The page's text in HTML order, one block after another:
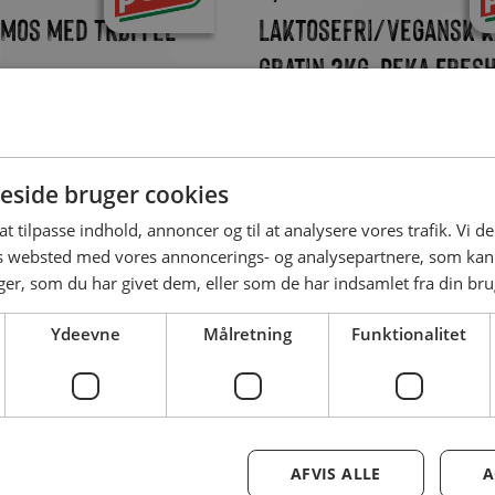
med trøffel
Laktosefri/
gratin 2kg. Peka
2kg
Flødekartofler 2kg
Freshline
Flødekartofler i 2kg pose. en klassiker på det
dansk middagsbord....
bruger cookies
tilpasse indhold, annoncer og til at analysere vores trafik. Vi
med vores annoncerings- og analysepartnere, som
som du har givet dem, eller som de har indsamlet fra din
Ydeevne Målretning Funktionalitet
AFVIS ALLE